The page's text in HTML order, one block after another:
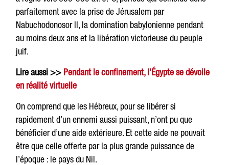
parfaitement avec la prise de Jérusalem par
Nabuchodonosor II, la domination babylonienne pendant
au moins deux ans et la libération victorieuse du peuple
juif.
Lire aussi >> Pendant le confinement, l’Égypte se dévoile
en réalité virtuelle
On comprend que les Hébreux, pour se libérer si
rapidement d’un ennemi aussi puissant, n’ont pu que
bénéficier d’une aide extérieure. Et cette aide ne pouvait
être que celle offerte par la plus grande puissance de
l’époque : le pays du Nil.